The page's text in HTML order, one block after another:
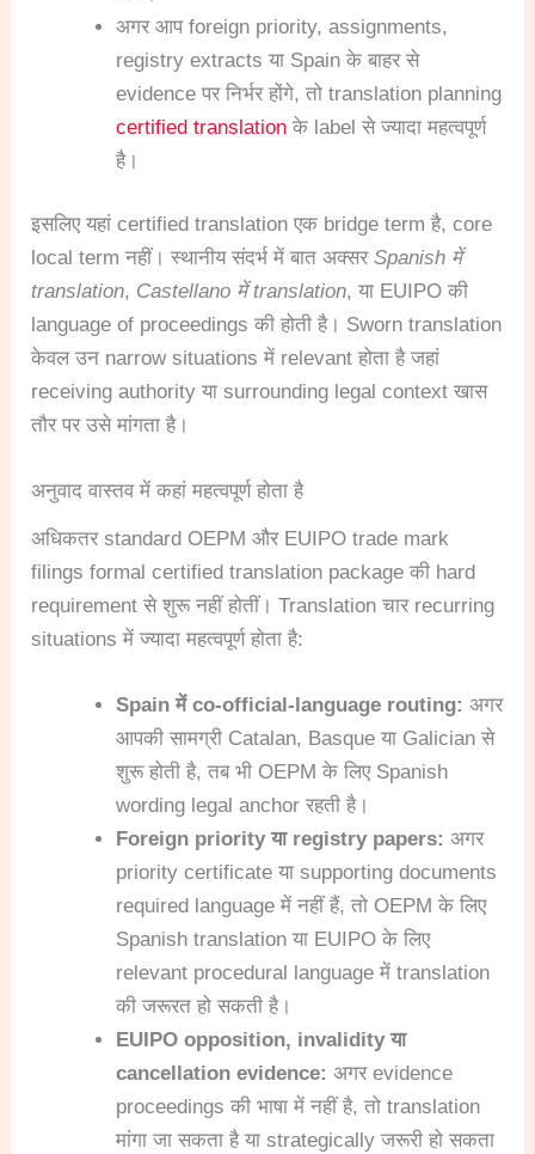
अगर आप foreign priority, assignments,
registry extracts या Spain के बाहर से
evidence पर निर्भर होंगे, तो translation planning
certified translation के label से ज्यादा महत्वपूर्ण
है।
इसलिए यहां certified translation एक bridge term है, core
local term नहीं। स्थानीय संदर्भ में बात अक्सरSpanish में
translation, Castellano में translation, या EUIPO की
language of proceedings की होती है। Sworn translation
केवल उन narrow situations में relevant होता है जहां
receiving authority या surrounding legal context खास
तौर पर उसे मांगता है।
अनुवाद वास्तव में कहां महत्वपूर्ण होता है
अधिकतर standard OEPM और EUIPO trade mark
filings formal certified translation package की hard
requirement से शुरू नहीं होतीं। Translation चार recurring
situations में ज्यादा महत्वपूर्ण होता है:
Spain में co-official-language routing: अगर
आपकी सामग्री Catalan, Basque या Galician से
शुरू होती है, तब भी OEPM के लिए Spanish
wording legal anchor रहती है।
Foreign priority या registry papers: अगर
priority certificate या supporting documents
required language में नहीं हैं, तो OEPM के लिए
Spanish translation या EUIPO के लिए
relevant procedural language में translation
की जरूरत हो सकती है।
EUIPO opposition, invalidity या
cancellation evidence: अगर evidence
proceedings की भाषा में नहीं है, तो translation
मांगा जा सकता है या strategically जरूरी हो सकता